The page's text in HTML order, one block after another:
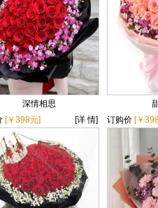
深情相思
[￥398元] [详 情]
订购价 [￥